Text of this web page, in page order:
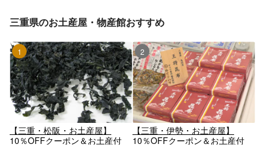
三重県のお土産屋・物産館おすすめ
1位
【三重・松阪・お土産屋】
10％OFFクーポン＆お土産付
2位
【三重・伊勢・お土産屋】
10％OFFクーポン＆お土産付